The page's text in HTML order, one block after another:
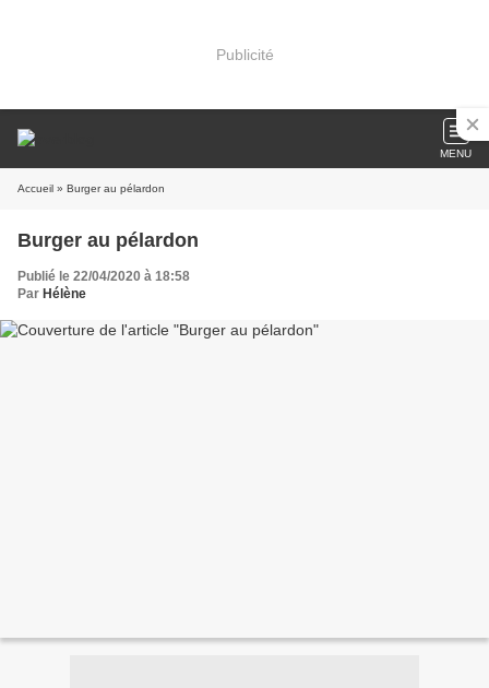
Publicité
MENU
Accueil » Burger au pélardon
Burger au pélardon
Publié le 22/04/2020 à 18:58
Par Hélène